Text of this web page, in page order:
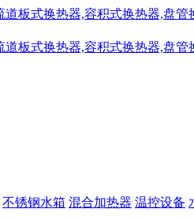
不锈钢水箱 混合加热器 温控设备